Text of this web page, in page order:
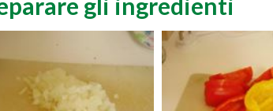
gli ingredienti